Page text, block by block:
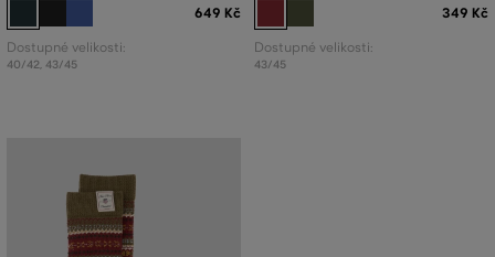
649 Kč
Dostupné velikosti:
40/42, 43/45
349 Kč
Dostupné velikosti:
43/45